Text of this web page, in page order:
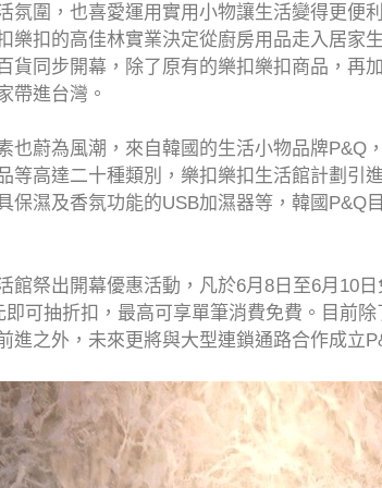
氛圍，也喜愛運用實用小物讓生活變得更便
樂扣的高佳林實業決定從廚房用品走入居家
同步開幕，除了原有的樂扣樂扣商品，再
帶進台灣。
也蔚為風潮，來自韓國的生活小物品牌P&Q
等高達二十種類別，樂扣樂扣生活館計劃引
保濕及香氛功能的USB加濕器等，韓國P&Q
館祭出開幕優惠活動，凡於6月8日至6月10
即可抽折扣，最高可享單筆消費免費。目前
進之外，未來更將與大型連鎖通路合作成立